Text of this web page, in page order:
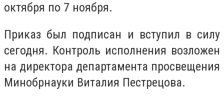
октября по 7 ноября.
Приказ был подписан и вступил в силу
сегодня. Контроль исполнения возложен
на директора департамента просвещения
Минобрнауки Виталия Пестрецова.